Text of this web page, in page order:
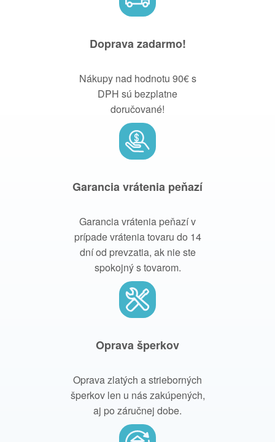
Doprava zadarmo!
Nákupy nad hodnotu 90€ s
DPH sú bezplatne
doručované!
Garancia vrátenia peňazí
Garancia vrátenia peňazí v
prípade vrátenia tovaru do 14
dní od prevzatia, ak nie ste
spokojný s tovarom.
Oprava šperkov
Oprava zlatých a strieborných
šperkov len u nás zakúpených,
aj po záručnej dobe.